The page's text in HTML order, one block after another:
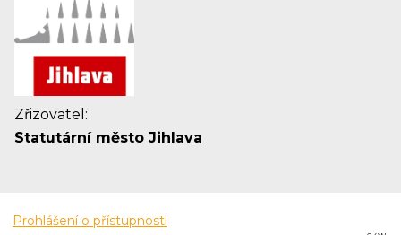
Zřizovatel:
Statutární město Jihlava
Prohlášení o přístupnosti